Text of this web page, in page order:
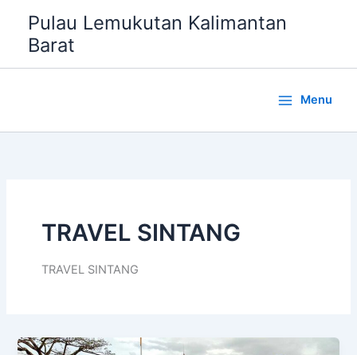
konten
Pulau Lemukutan Kalimantan
Barat
Menu
TRAVEL SINTANG
TRAVEL SINTANG